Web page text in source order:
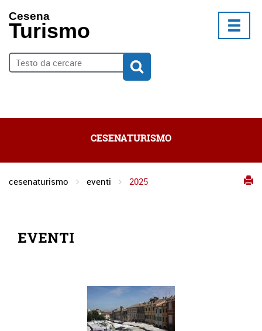
Cesena
Turismo
CESENATURISMO
cesenaturismo eventi 2025
EVENTI